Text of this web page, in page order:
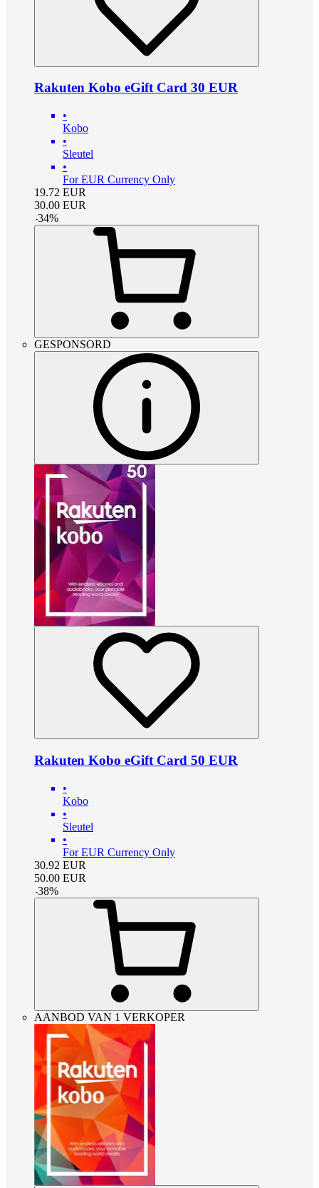
Rakuten Kobo eGift Card 30 EUR
•
Kobo
•
Sleutel
•
For EUR Currency Only
19.72 EUR
30.00 EUR
-34%
GESPONSORD
Rakuten Kobo eGift Card 50 EUR
•
Kobo
•
Sleutel
•
For EUR Currency Only
30.92 EUR
50.00 EUR
-38%
AANBOD VAN 1 VERKOPER